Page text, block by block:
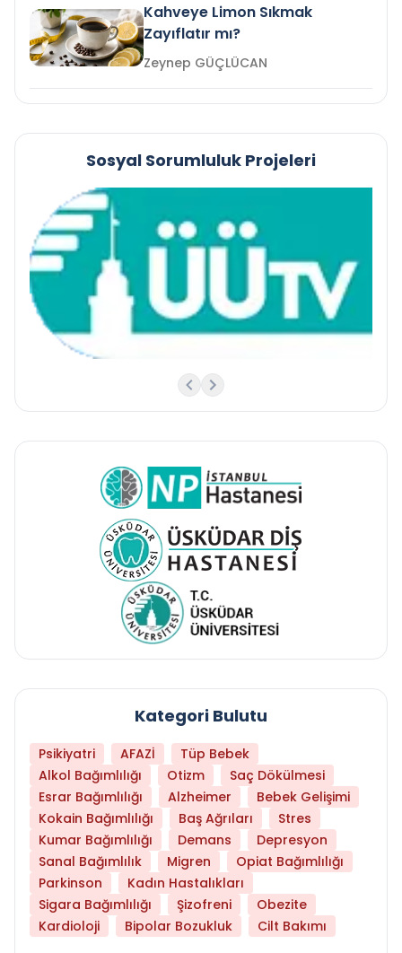
Kahveye Limon Sıkmak
Zayıflatır mı?
Zeynep GÜÇLÜCAN
Sosyal Sorumluluk Projeleri
Kategori Bulutu
Psikiyatri AFAZİ
Tüp Bebek
Alkol Bağımlılığı
Otizm
Saç Dökülmesi
Esrar Bağımlılığı
Alzheimer
Bebek Gelişimi
Kokain Bağımlılığı
Baş Ağrıları
Stres
Kumar Bağımlılığı
Demans
Depresyon
Sanal Bağımlılık
Migren
Opiat Bağımlılığı
Parkinson
Kadın Hastalıkları
Sigara Bağımlılığı
Şizofreni
Obezite
Kardioloji
Bipolar Bozukluk Cilt Bakımı